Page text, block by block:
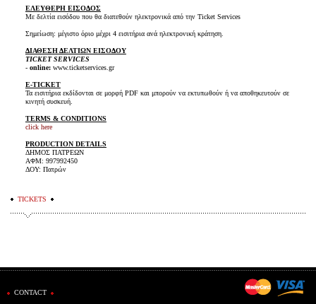
ΕΛΕΥΘΕΡΗ ΕΙΣΟΔΟΣ
Με δελτία εισόδου που θα διατεθούν ηλεκτρονικά από την Ticket Services
Σημείωση: μέγιστο όριο μέχρι 4 εισιτήρια ανά ηλεκτρονική κράτηση.
ΔΙΑΘΕΣΗ ΔΕΛΤΙΩΝ ΕΙΣΟΔΟΥ
TICKET SERVICES
- online:www.ticketservices.gr
E-TICKET
Τα εισιτήρια εκδίδονται σε μορφή PDF και μπορούν να εκτυπωθούν ή να αποθηκευτούν σε
κινητή συσκευή.
TERMS & CONDITIONS
click here
PRODUCTION DETAILS
ΔΗΜΟΣ ΠΑΤΡΕΩΝ
ΑΦΜ: 997992450
ΔΟΥ: Πατρών
TICKETS
CONTACT